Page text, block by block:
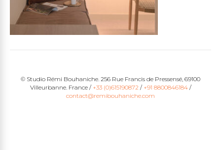
© Studio Rémi Bouhaniche. 256 Rue Francis de Pressensé, 69100
Villeurbanne. France / +33 (0)615190872/ +91 8800846184/
contact@remibouhaniche.com